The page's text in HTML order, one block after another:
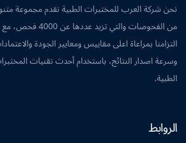
نحن شركة العرب للمختبرات الطبية نقدم مجموعة متنوعة
من الفحوصات والتي تزيد عددها عن 4000 فحص، مع
التزامنا بمراعاة اعلى مقاييس ومعايير الجودة والاعتمادات
وسرعة اصدار النتائج، باستخدام أحدث تقنيات المختبرات
الطبية.
الروابط